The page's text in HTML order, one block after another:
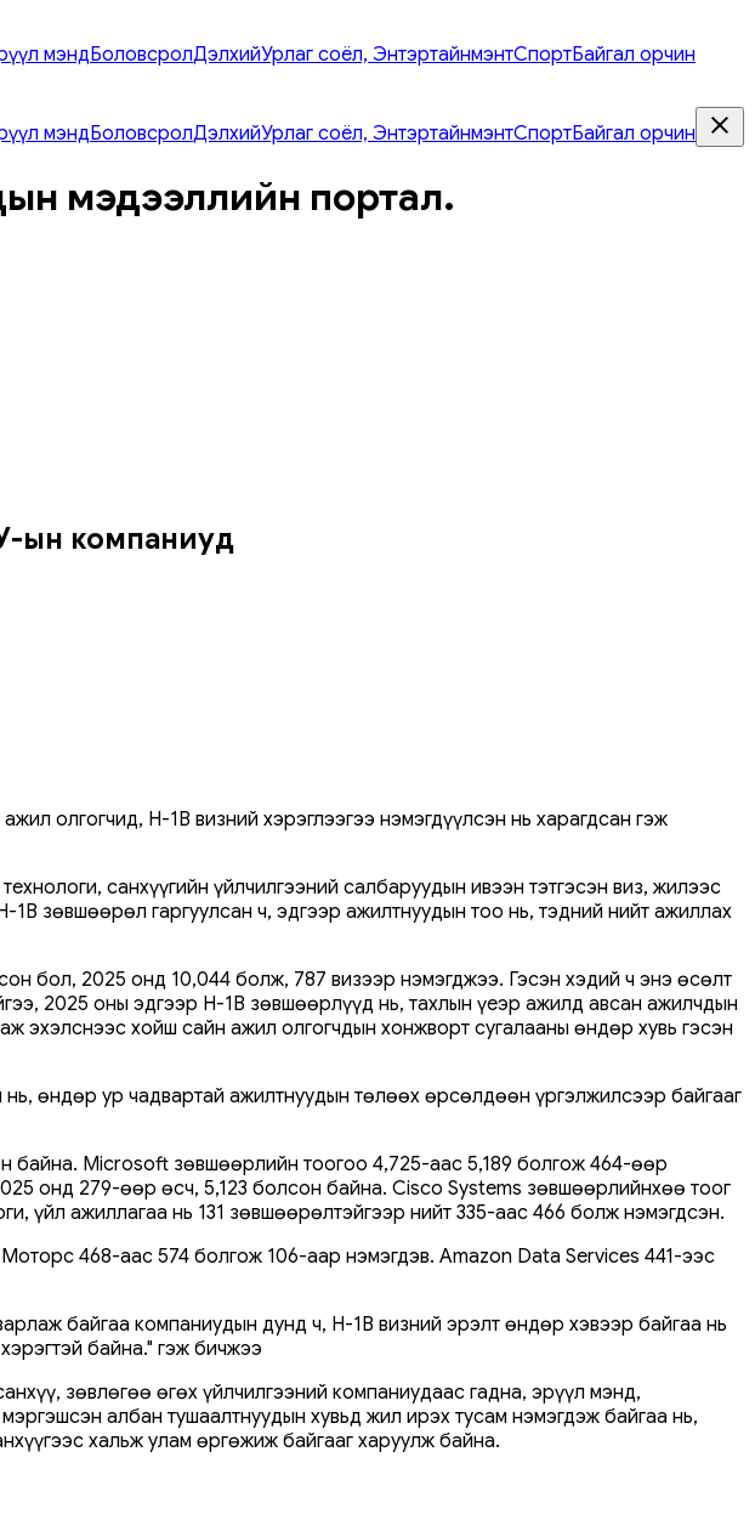
мэндБоловсролДэлхийУрлаг соёл, ЭнтэртайнмэнтСпортБайгал орчин
мэндБоловсролДэлхийУрлаг соёл, ЭнтэртайнмэнтСпортБайгал орчин
мэдээллийн портал.
ын компаниуд
олгогчид, H-1B визний хэрэглээгээ нэмэгдүүлсэн нь харагдсан гэж
санхүүгийн үйлчилгээний салбаруудын ивээн тэтгэсэн виз, жилээс
зөвшөөрөл гаргуулсан ч, эдгээр ажилтнуудын тоо нь, тэдний нийт ажиллах
бол, 2025 онд 10,044 болж, 787 визээр нэмэгджээ. Гэсэн хэдий ч энэ өсөлт
2025 оны эдгээр H-1B зөвшөөрлүүд нь, тахлын үеэр ажилд авсан ажилчдын
эхэлснээс хойш сайн ажил олгогчдын хонжворт сугалааны өндөр хувь гэсэн
өндөр ур чадвартай ажилтнуудын төлөөх өрсөлдөөн үргэлжилсээр байгааг
байна. Microsoft зөвшөөрлийн тоогоо 4,725-аас 5,189 болгож 464-өөр
онд 279-өөр өсч, 5,123 болсон байна. Cisco Systems зөвшөөрлийнхөө тоог
үйл ажиллагаа нь 131 зөвшөөрөлтэйгээр нийт 335-аас 466 болж нэмэгдсэн.
468-аас 574 болгож 106-аар нэмэгдэв. Amazon Data Services 441-ээс
байгаа компаниудын дунд ч, H-1B визний эрэлт өндөр хэвээр байгаа нь
байна." гэж бичжээ
зөвлөгөө өгөх үйлчилгээний компаниудаас гадна, эрүүл мэнд,
албан тушаалтнуудын хувьд жил ирэх тусам нэмэгдэж байгаа нь,
хальж улам өргөжиж байгааг харуулж байна.